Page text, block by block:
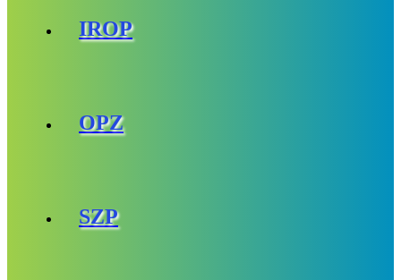
IROP
OPZ
SZP